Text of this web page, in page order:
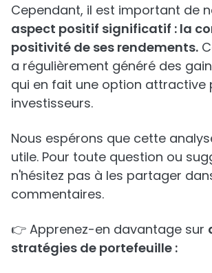
Cependant, il est important de
aspect positif significatif : la
positivité de ses rendements.
a régulièrement généré des
qui en fait une option attractive
investisseurs.
Nous espérons que cette
utile. Pour toute question ou
n'hésitez pas à les partager
commentaires.
👉 Apprenez-en davantage sur
stratégies de portefeuille :